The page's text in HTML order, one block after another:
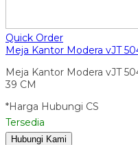
Quick Order
Meja Kantor Modera vJT
Meja Kantor Modera vJT
39 CM
*Harga Hubungi CS
Tersedia
Hubungi Kami